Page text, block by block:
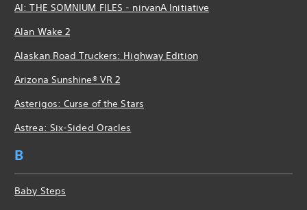
AI: THE SOMNIUM FILES - nirvanA Initiative
Alan Wake 2
Alaskan Road Truckers: Highway Edition
Arizona Sunshine® VR 2
Asterigos: Curse of the Stars
Astrea: Six-Sided Oracles
B
Baby Steps